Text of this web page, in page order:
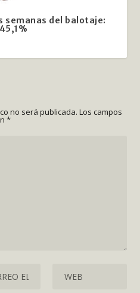
semanas del balotaje:
no será publicada. Los campos
*